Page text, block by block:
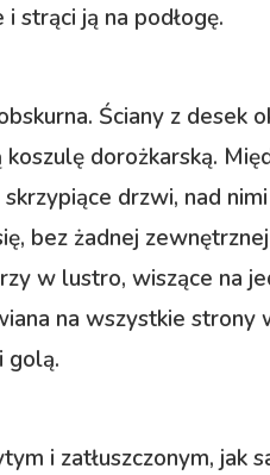
strąci ją na podłogę.
Ściany z desek
dorożkarską.
drzwi, nad
bez żadnej
w lustro, wiszące na
na wszystkie strony
golą.
i zatłuszczonym, jak